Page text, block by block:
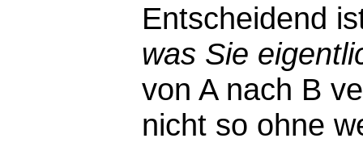
Entscheidend
was Sie
von A nach B
nicht so ohne